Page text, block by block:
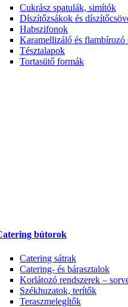
Cukrász spatulák, simítók
Díszítőzsákok és
Habszifonok
Karamellizáló és flambírozó
Tésztalapok
Tortasütő formák
bútorok
Catering sátrak
Catering- és bárasztalok
Korlátozó rendszerek –
Székhuzatok, terítők
Teraszmelegítők